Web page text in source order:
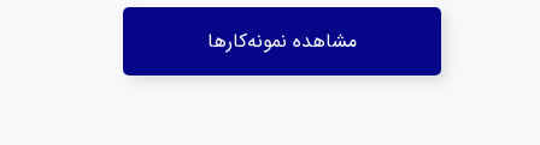
مشاهده نمونه‌کارها